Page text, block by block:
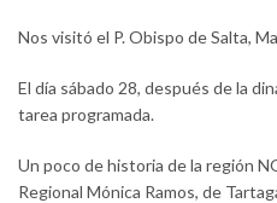
Nos visitó el P. Obispo de Salta,
El día sábado 28, después de la
tarea programada.
Un poco de historia de la región
Regional Mónica Ramos, de